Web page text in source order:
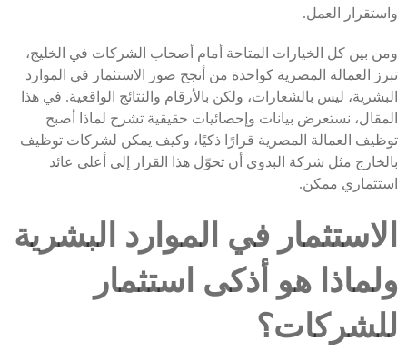
واستقرار العمل.
ومن بين كل الخيارات المتاحة أمام أصحاب الشركات في الخليج،
تبرز العمالة المصرية كواحدة من أنجح صور الاستثمار في الموارد
البشرية، ليس بالشعارات، ولكن بالأرقام والنتائج الواقعية. في هذا
المقال، نستعرض بيانات وإحصائيات حقيقية تشرح لماذا أصبح
توظيف العمالة المصرية قرارًا ذكيًا، وكيف يمكن لشركات توظيف
بالخارج مثل شركة البدوي أن تحوّل هذا القرار إلى أعلى عائد
استثماري ممكن.
الاستثمار في الموارد البشرية
ولماذا هو أذكى استثمار
للشركات؟